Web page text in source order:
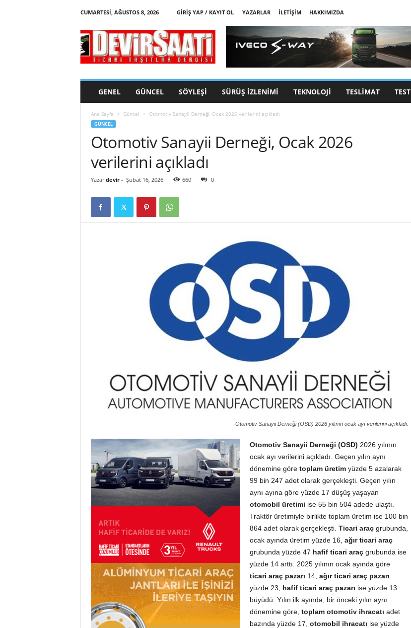
CUMARTESI, AĞUSTOS 8, 2026 GIRIŞ YAP / KAYIT OL YAZARLAR İLETIŞIM
HAKKIMIZDA
e
v
i
r
GENEL GÜNCEL SÖYLEŞI SÜRÜŞ İZLENIMI TEKNOLOJI TESLIMAT TEST
Ana Sayfa Güncel Otomotiv Sanayii Derneği, Ocak 2026 verilerini açıkladı
GÜNCEL
Otomotiv Sanayii Derneği, Ocak 2026
verilerini açıkladı
Yazar devir- Şubat 16, 2026 660 0
Otomotiv Sanayii Derneği (OSD) 2026 yılının ocak ayı verilerini açıkladı.
Otomotiv Sanayii Derneği (OSD) 2026 yılının
ocak ayı verilerini açıkladı. Geçen yılın aynı
dönemine göre toplam üretimyüzde 5 azalarak
99 bin 247 adet olarak gerçekleşti. Geçen yılın
aynı ayına göre yüzde 17 düşüş yaşayan
otomobil üretimi ise 55 bin 504 adede ulaştı.
Traktör üretimiyle birlikte toplam üretim ise 100 bin
864 adet olarak gerçekleşti. Ticari araçgrubunda,
ocak ayında üretim yüzde 16, ağır ticari araç
grubunda yüzde 47 hafif ticari araçgrubunda ise
yüzde 14 arttı. 2025 yılının ocak ayında göre
ticari araç pazarı 14, ağır ticari araç pazarı
yüzde 23, hafif ticari araç pazarı ise yüzde 13
büyüdü. Yılın ilk ayında, bir önceki yılın aynı
dönemine göre, toplam otomotiv ihracatı adet
bazında yüzde 17, otomobil ihracatı ise yüzde